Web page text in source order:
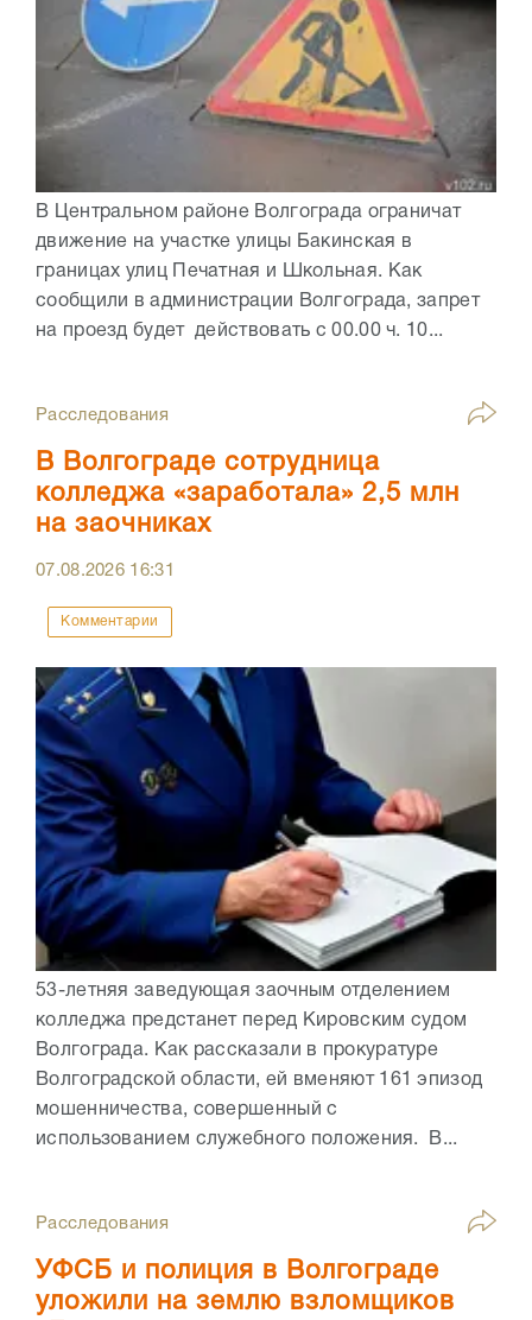
В Центральном районе Волгограда ограничат
движение на участке улицы Бакинская в
границах улиц Печатная и Школьная. Как
сообщили в администрации Волгограда, запрет
на проезд будет действовать с 00.00 ч. 10...
Расследования
В Волгограде сотрудница
колледжа «заработала» 2,5 млн
на заочниках
07.08.2026 16:31
Комментарии
53-летняя заведующая заочным отделением
колледжа предстанет перед Кировским судом
Волгограда. Как рассказали в прокуратуре
Волгоградской области, ей вменяют 161 эпизод
мошенничества, совершенный с
использованием служебного положения. В...
Расследования
УФСБ и полиция в Волгограде
уложили на землю взломщиков